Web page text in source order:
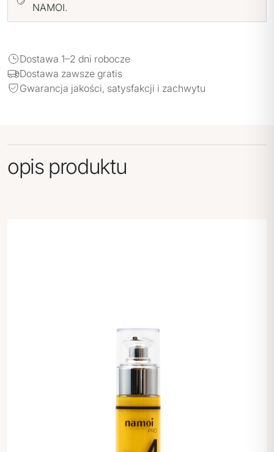
NAMOI.
Dostawa 1–2 dni robocze
Dostawa zawsze gratis
Gwarancja jakości, satysfakcji i zachwytu
opis produktu